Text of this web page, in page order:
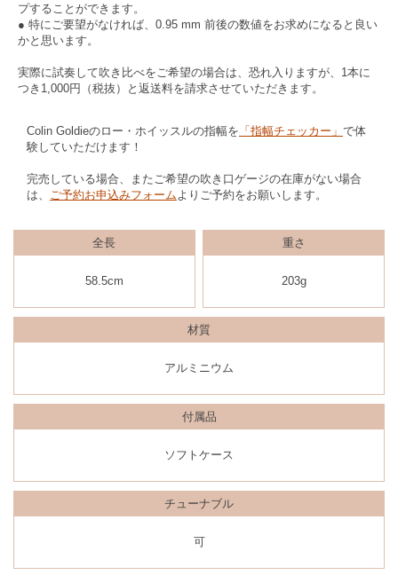
プすることができます。
● 特にご要望がなければ、0.95 mm 前後の数値をお求めになると良い
かと思います。
実際に試奏して吹き比べをご希望の場合は、恐れ入りますが、1本に
つき1,000円（税抜）と返送料を請求させていただきます。
Colin Goldieのロー・ホイッスルの指幅を 「指幅チェッカー」 で体
験していただけます！
完売している場合、またご希望の吹き口ゲージの在庫がない場合
は、 ご予約お申込みフォームよりご予約をお願いします。
全長
58.5cm
重さ
203g
材質
アルミニウム
付属品
ソフトケース
チューナブル
可